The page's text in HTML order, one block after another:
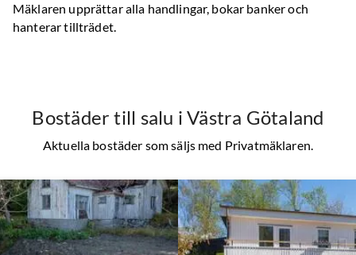
Mäklaren upprättar alla handlingar, bokar banker och
hanterar tillträdet.
Bostäder till salu i Västra Götaland
Aktuella bostäder som säljs med Privatmäklaren.